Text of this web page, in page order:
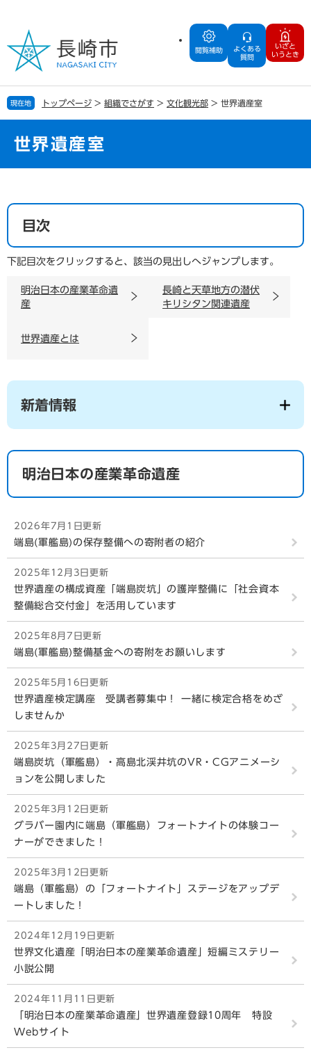
の
で
す
ー
ば
し
へ
閲覧補助
よくある
質問
いざと
いうとき
現在地 トップページ > 組織でさがす > 文化観光部 > 世界遺産室
世界遺産室
文
目次
下記目次をクリックすると、該当の見出しへジャンプします。
明治日本の産業革命遺
産
長崎と天草地方の潜伏
キリシタン関連遺産
世界遺産とは
新着情報
明治日本の産業革命遺産
2026年7月1日更新
端島(軍艦島)の保存整備への寄附者の紹介
2025年12月3日更新
世界遺産の構成資産「端島炭坑」の護岸整備に「社会資本
整備総合交付金」を活用しています
2025年8月7日更新
端島(軍艦島)整備基金への寄附をお願いします
2025年5月16日更新
世界遺産検定講座 受講者募集中！ 一緒に検定合格をめざ
しませんか
2025年3月27日更新
端島炭坑（軍艦島）・高島北渓井坑のVR・CGアニメーシ
ョンを公開しました
2025年3月12日更新
グラバー園内に端島（軍艦島）フォートナイトの体験コー
ナーができました！
2025年3月12日更新
端島（軍艦島）の「フォートナイト」ステージをアップデ
ートしました！
2024年12月19日更新
世界文化遺産「明治日本の産業革命遺産」短編ミステリー
小説公開
2024年11月11日更新
「明治日本の産業革命遺産」世界遺産登録10周年 特設
Webサイト